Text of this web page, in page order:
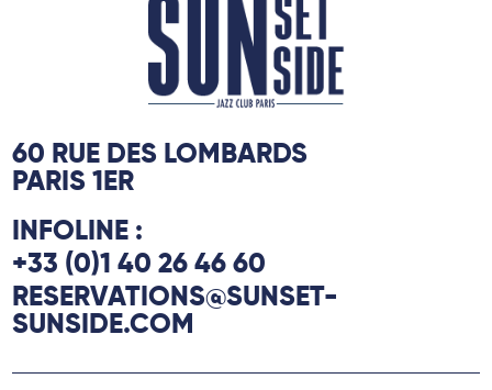
60 RUE DES LOMBARDS
PARIS 1ER
INFOLINE :
+33 (0)1 40 26 46 60
RESERVATIONS@SUNSET-
SUNSIDE.COM